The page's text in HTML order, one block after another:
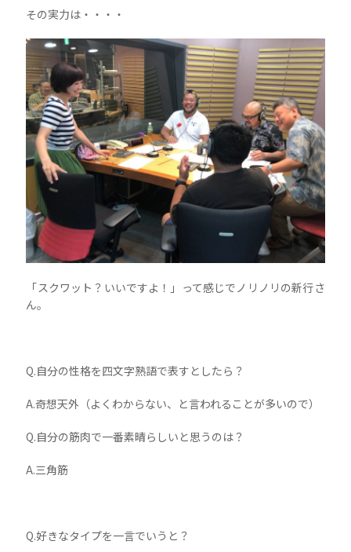
その実力は・・・・
「スクワット？いいですよ！」って感じでノリノリの新行さ
ん。
Q.自分の性格を四文字熟語で表すとしたら？
A.奇想天外（よくわからない、と言われることが多いので）
Q.自分の筋肉で一番素晴らしいと思うのは？
A.三角筋
Q.好きなタイプを一言でいうと？